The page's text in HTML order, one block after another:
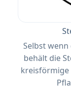
Selbst
behält die
kreisförmige